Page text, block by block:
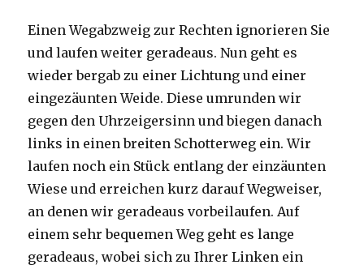
Einen Wegabzweig zur Rechten ignorieren Sie
und laufen weiter geradeaus. Nun geht es
wieder bergab zu einer Lichtung und einer
eingezäunten Weide. Diese umrunden wir
gegen den Uhrzeigersinn und biegen danach
links in einen breiten Schotterweg ein. Wir
laufen noch ein Stück entlang der einzäunten
Wiese und erreichen kurz darauf Wegweiser,
an denen wir geradeaus vorbeilaufen. Auf
einem sehr bequemen Weg geht es lange
geradeaus, wobei sich zu Ihrer Linken ein